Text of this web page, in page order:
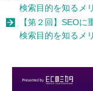
検索目的を知るメ
【第２回】SEO
検索目的を知るメ